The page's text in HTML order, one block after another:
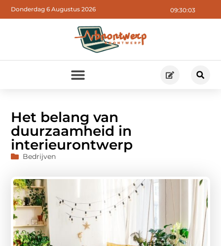
09:30:05
Donderdag 6 Augustus 2026
Het belang van
duurzaamheid in
interieurontwerp
Bedrijven